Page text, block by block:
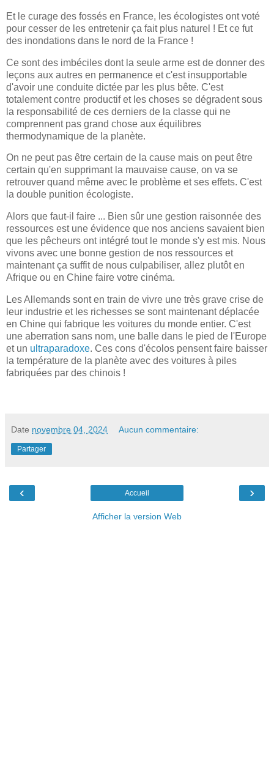
Et le curage des fossés en France, les écologistes ont voté
pour cesser de les entretenir ça fait plus naturel ! Et ce fut
des inondations dans le nord de la France !
Ce sont des imbéciles dont la seule arme est de donner des
leçons aux autres en permanence et c'est insupportable
d'avoir une conduite dictée par les plus bête. C'est
totalement contre productif et les choses se dégradent sous
la responsabilité de ces derniers de la classe qui ne
comprennent pas grand chose aux équilibres
thermodynamique de la planète.
On ne peut pas être certain de la cause mais on peut être
certain qu'en supprimant la mauvaise cause, on va se
retrouver quand même avec le problème et ses effets. C'est
la double punition écologiste.
Alors que faut-il faire ... Bien sûr une gestion raisonnée des
ressources est une évidence que nos anciens savaient bien
que les pêcheurs ont intégré tout le monde s'y est mis. Nous
vivons avec une bonne gestion de nos ressources et
maintenant ça suffit de nous culpabiliser, allez plutôt en
Afrique ou en Chine faire votre cinéma.
Les Allemands sont en train de vivre une très grave crise de
leur industrie et les richesses se sont maintenant déplacée
en Chine qui fabrique les voitures du monde entier. C'est
une aberration sans nom, une balle dans le pied de l'Europe
et un ultraparadoxe. Ces cons d'écolos pensent faire baisser
la température de la planète avec des voitures à piles
fabriquées par des chinois !
Date novembre 04, 2024 Aucun commentaire:
Partager
‹ ›
Accueil
Afficher la version Web